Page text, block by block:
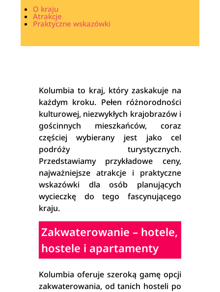
O kraju
Atrakcje
Praktyczne wskazówki
Kolumbia to kraj, który zaskakuje na
każdym kroku. Pełen różnorodności
kulturowej, niezwykłych krajobrazów i
gościnnych mieszkańców, coraz
częściej wybierany jest jako cel
podróży turystycznych.
Przedstawiamy przykładowe ceny,
najważniejsze atrakcje i praktyczne
wskazówki dla osób planujących
wycieczkę do tego fascynującego
kraju.
Zakwaterowanie – hotele,
hostele i apartamenty
Kolumbia oferuje szeroką gamę opcji
zakwaterowania, od tanich hosteli po